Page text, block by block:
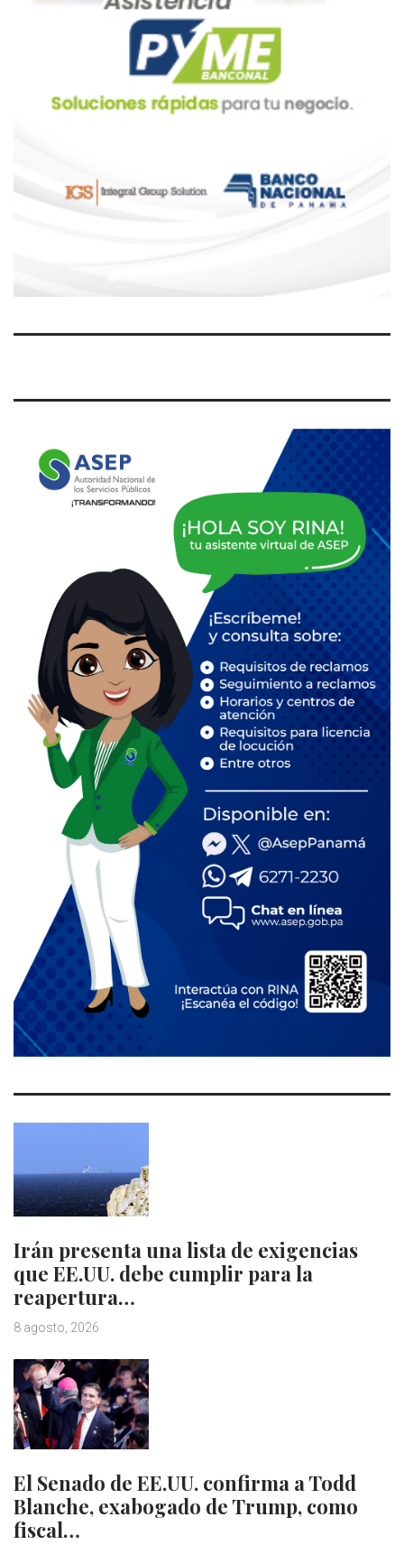
Irán presenta una lista de exigencias
que EE.UU. debe cumplir para la
reapertura…
8 agosto, 2026
El Senado de EE.UU. confirma a Todd
Blanche, exabogado de Trump, como
fiscal…